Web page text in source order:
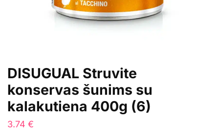
DISUGUAL Struvite
konservas šunims su
kalakutiena 400g (6)
3.74 €